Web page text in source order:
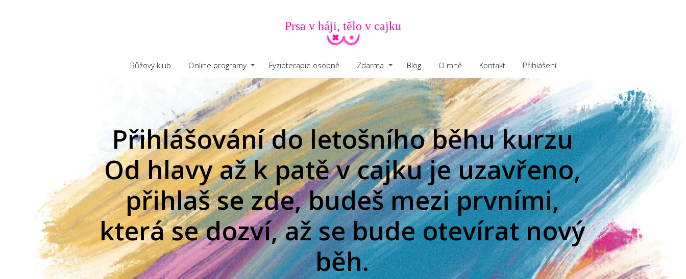
Prsa v háji, tělo v cajku
Růžový klub Online programy Fyzioterapie osobně Zdarma Blog O mně Kontakt Přihlášení
Přihlášování do letošního běhu kurzu
Od hlavy až k patě v cajku je uzavřeno,
přihlaš se zde, budeš mezi prvními,
která se dozví, až se bude otevírat nový
běh.